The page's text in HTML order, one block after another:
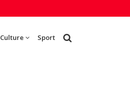
Culture Sport